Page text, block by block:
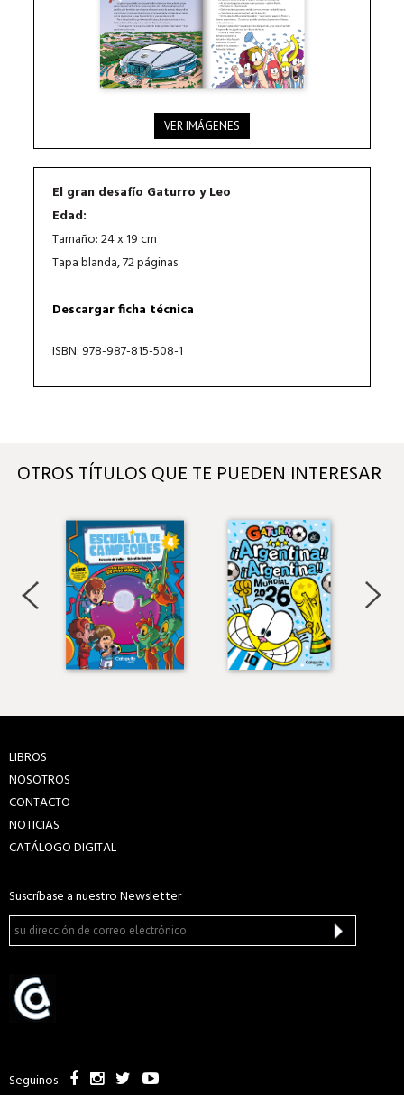
VER IMÁGENES
El gran desafío Gaturro y Leo
Edad:
Tamaño: 24 x 19 cm
Tapa blanda, 72 páginas
Descargar ficha técnica
ISBN: 978-987-815-508-1
OTROS TÍTULOS QUE TE PUEDEN INTERESAR
LIBROS
NOSOTROS
CONTACTO
NOTICIAS
CATÁLOGO DIGITAL
Suscríbase a nuestro Newsletter
Seguinos